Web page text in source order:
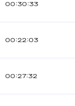
00:30:33
00:22:03
00:27:32